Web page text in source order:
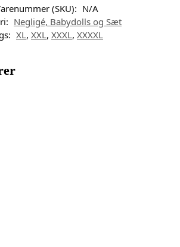
(SKU): N/A
Negligé, Babydolls og Sæt
XL, XXL, XXXL, XXXXL